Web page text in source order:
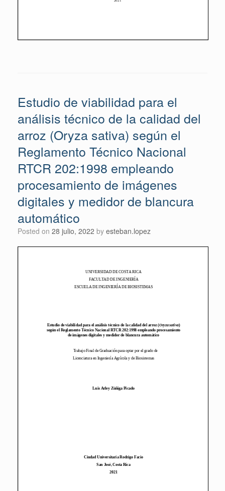
Estudio de viabilidad para el
análisis técnico de la calidad del
arroz (Oryza sativa) según el
Reglamento Técnico Nacional
RTCR 202:1998 empleando
procesamiento de imágenes
digitales y medidor de blancura
automático
Posted on 28 julio, 2022 by esteban.lopez